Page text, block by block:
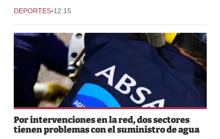
DEPORTES-12:15
Por intervenciones en la red, dos sectores
tienen problemas con el suministro de agua